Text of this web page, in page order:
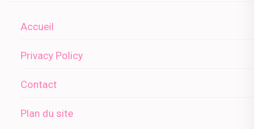
Accueil
Privacy Policy
Contact
Plan du site